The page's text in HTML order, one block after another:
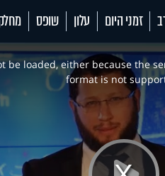
זמני היום עלון שופס
be loaded, either because the
format is not